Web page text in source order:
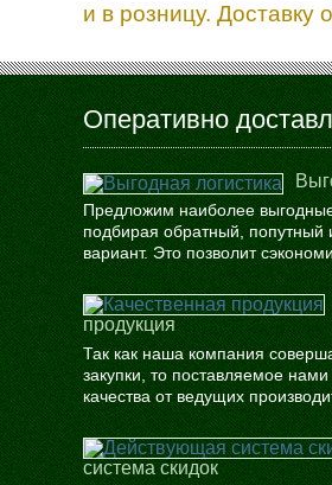
и в розницу.
Оперативно
Предложим наиболее
подбирая обратный, попутный
вариант. Это позволит
продукция
Так как наша компания
закупки, то поставляемое
качества от ведущих
система скидок